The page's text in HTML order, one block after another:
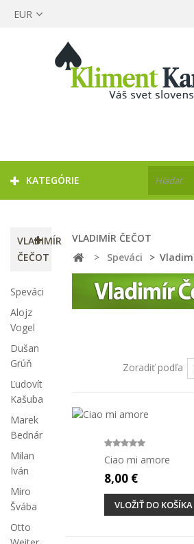
EUR
KATEGÓRIE
VLADIMÍR
ČEČOT
Speváci
Alojz
Vogel
Dušan
Grúň
Ľudovít
Kašuba
Marek
Bednár
Milan
Iván
Miro
Švába
Otto
VLADIMÍR ČEČOT
>
Speváci >
Zoradiť podľa
Ciao mi amore
8,00 €
VLOŽIŤ DO KOŠÍKA